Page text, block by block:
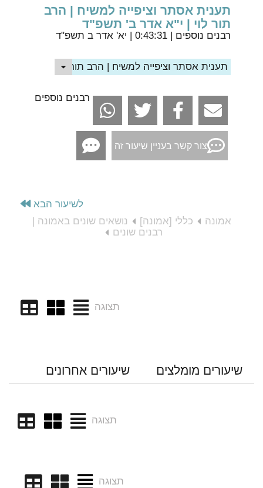
תענית אסתר וציפייה למשיח | הרב
תור לוי | י"א אדר ב' תשפ"ד
רבנים נוספים
תענית אסתר וציפייה למשיח | הרב תור לוי | י"א אדר
רבנים נוספים
צור קשר בעניין שיעור זה
לשיעור הבא
אמונה
כללי [אמונה]
נושאים שונים באמונה |
רבנים שונים
תצוגה
שיעורים מומלצים שיעורים אחרונים
תצוגה
תצוגה